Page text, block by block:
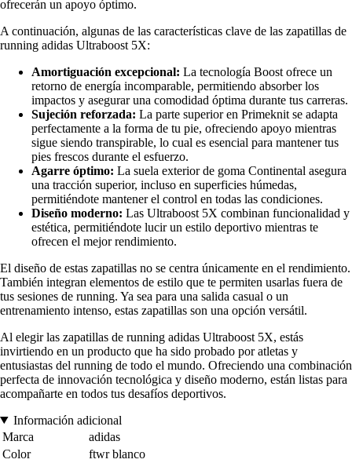
ofrecerán un apoyo óptimo.
A continuación, algunas de las características clave de las zapatillas de
running adidas Ultraboost 5X:
Amortiguación excepcional: La tecnología Boost ofrece un
retorno de energía incomparable, permitiendo absorber los
impactos y asegurar una comodidad óptima durante tus carreras.
Sujeción reforzada: La parte superior en Primeknit se adapta
perfectamente a la forma de tu pie, ofreciendo apoyo mientras
sigue siendo transpirable, lo cual es esencial para mantener tus
pies frescos durante el esfuerzo.
Agarre óptimo: La suela exterior de goma Continental asegura
una tracción superior, incluso en superficies húmedas,
permitiéndote mantener el control en todas las condiciones.
Diseño moderno: Las Ultraboost 5X combinan funcionalidad y
estética, permitiéndote lucir un estilo deportivo mientras te
ofrecen el mejor rendimiento.
El diseño de estas zapatillas no se centra únicamente en el rendimiento.
También integran elementos de estilo que te permiten usarlas fuera de
tus sesiones de running. Ya sea para una salida casual o un
entrenamiento intenso, estas zapatillas son una opción versátil.
Al elegir las zapatillas de running adidas Ultraboost 5X, estás
invirtiendo en un producto que ha sido probado por atletas y
entusiastas del running de todo el mundo. Ofreciendo una combinación
perfecta de innovación tecnológica y diseño moderno, están listas para
acompañarte en todos tus desafíos deportivos.
Información adicional
Marca
adidas
Color
ftwr blanco